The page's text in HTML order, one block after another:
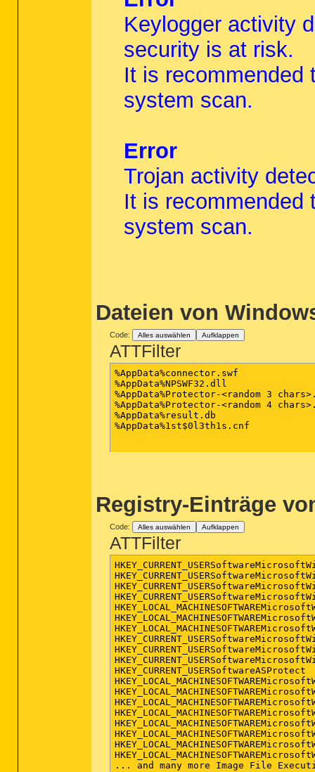
Keylogger activity
security is at risk.
It is recommended
system scan.
Error
Trojan activity
It is recommended
system scan.
Dateien von
Code: Alles auswählen Aufklappen
ATTFilter
%AppData%connector.swf
%AppData%NPSWF32.dll
%AppData%Protector-<random 3
%AppData%Protector-<random 4
%AppData%result.db
%AppData%1st$0l3th1s.cnf
Registry-Einträge
Code: Alles auswählen Aufklappen
ATTFilter
HKEY_CURRENT_USERSoftwareASProtect
... and many more Image File